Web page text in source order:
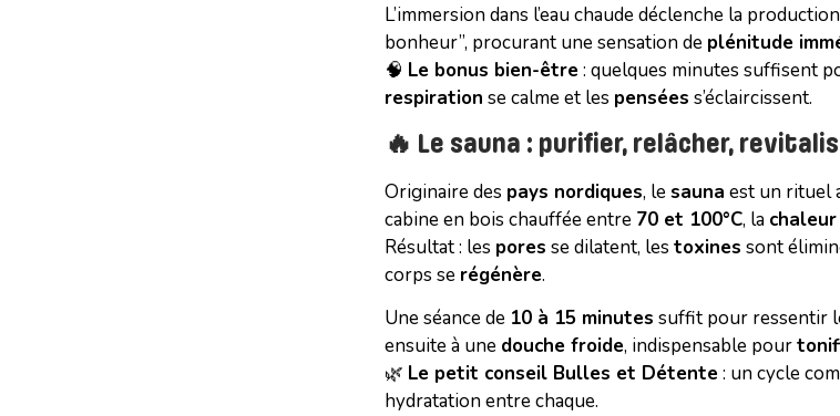
L’immersion dans l’eau chaude déclenche la production
bonheur”, procurant une sensation de plénitude
🧠 Le bonus bien-être : quelques minutes suffisent
respiration se calme et les pensées s’éclaircissent.
🔥 Le sauna : purifier, relâcher,
Originaire des pays nordiques, lesauna est un rituel
cabine en bois chauffée entre 70 et 100°C, la
Résultat : les pores se dilatent, les toxines sont
corps se régénère.
Une séance de 10 à 15 minutes suffit pour ressentir
ensuite à une douche froide, indispensable pour
🌿 Le petit conseil Bulles et Détente : un cycle
hydratation entre chaque.